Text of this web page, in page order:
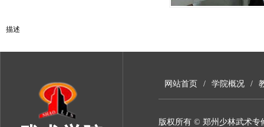
描述
网站首页 / 学院概况 /
版权所有 © 郑州少林武术专